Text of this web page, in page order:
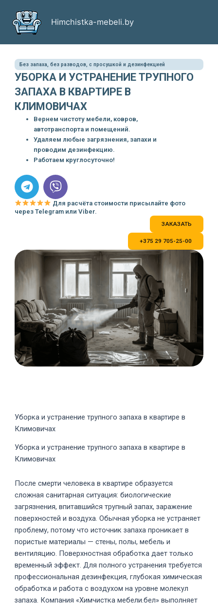
содержимому
Himchistka-mebeli.by
Без запаха, без разводов, с просушкой и дезинфекцией
УБОРКА И УСТРАНЕНИЕ ТРУПНОГО
ЗАПАХА В КВАРТИРЕ В
КЛИМОВИЧАХ
Вернем чистоту мебели, ковров,
автотранспорта и помещений.
Удаляем любые загрязнения, запахи и
проводим дезинфекцию.
Работаем круглосуточно!
T
e
l
e
a
m
V
i
b
e
Для расчёта стоимости присылайте фото
через Telegram или Viber.
ЗАКАЗАТЬ
+375 29 705-25-00
Уборка и устранение трупного запаха в квартире в
Климовичах
Уборка и устранение трупного запаха в квартире в
Климовичах
После смерти человека в квартире образуется
сложная санитарная ситуация: биологические
загрязнения, впитавшийся трупный запах, заражение
поверхностей и воздуха. Обычная уборка не устраняет
проблему, потому что источник запаха проникает в
пористые материалы — стены, полы, мебель и
вентиляцию. Поверхностная обработка дает только
временный эффект. Для полного устранения требуется
профессиональная дезинфекция, глубокая химическая
обработка и работа с воздухом на уровне молекул
запаха. Компания «Химчистка мебели.бел» выполняет